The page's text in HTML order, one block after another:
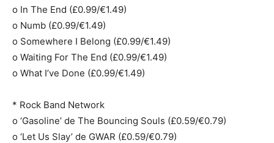
o In The End (£0.99/€1.49)
o Numb (£0.99/€1.49)
o Somewhere I Belong (£0.99/€1.49)
o Waiting For The End (£0.99/€1.49)
o What I’ve Done (£0.99/€1.49)
* Rock Band Network
o ‘Gasoline’ de The Bouncing Souls (£0.59/€0.79)
o ‘Let Us Slay’ de GWAR (£0.59/€0.79)